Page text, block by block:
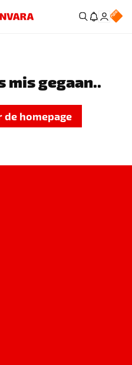
mis gegaan..
de homepage